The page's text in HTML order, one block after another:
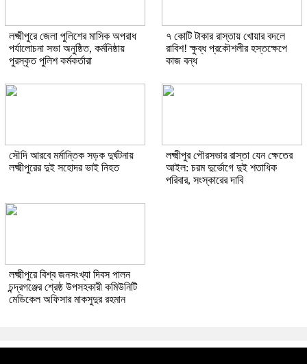
লক্ষ্মীপুরে জেলা পুলিশের মাসিক অপরাধ
পর্যালোচনা সভা অনুষ্ঠিত, কর্মনিষ্ঠায়
পুরস্কৃত পুলিশ কর্মকর্তারা
৭ কোটি টাকার রাস্তায় খোয়ার বদলে
রাবিশ! ক্ষুব্ধ প্রকৌশলীর হস্তক্ষেপে
কাজ বন্ধ
সৌদি আরবে মর্মান্তিক সড়ক দুর্ঘটনায়
লক্ষ্মীপুরের দুই সহোদর ভাই নিহত
লক্ষ্মীপুর পৌরসভার রাস্তা যেন ক্ষেতের
আইল: চরম দুর্ভোগে দুই শতাধিক
পরিবার, সংস্কারের দাবি
লক্ষ্মীপুরে বিশ্ব জনসংখ্যা দিবস পালন
চন্দ্রগঞ্জের শ্রেষ্ঠ উপসহকারী কমিউনিটি
মেডিকেল অফিসার মাকসুদুর রহমান